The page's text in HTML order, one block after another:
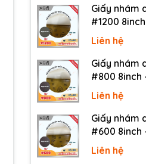
Giấy nhám
#1200
Sankyo
keo (PSA)
Liên hệ
Giấy nhám
#800 8inch
Sankyo
keo (PSA)
Liên hệ
Giấy nhám
#600 8inch
Sankyo
keo (PSA)
Liên hệ